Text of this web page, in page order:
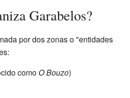
Garabelos?
por dos zonas o "entidades
como O Bouzo)